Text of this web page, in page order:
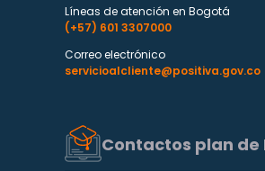
Líneas de atención en Bogotá
(+57) 601 3307000
Correo electrónico
servicioalcliente@positiva.gov.co
Contactos plan de